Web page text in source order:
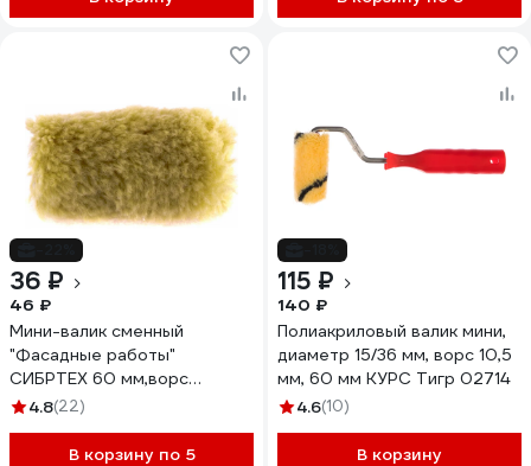
36 ₽
46 ₽
Мини-валик сменный
"Фасадные работы"
СИБРТЕХ 60 мм,ворс
12мм,D16мм,Dруч.6мм,полиакрил,полиэстер
4.8(22)
В корзину по 5
115 ₽
140 ₽
Полиакриловый валик мини,
диаметр 15/36 мм, ворс 10,5
мм, 60 мм КУРС Тигр 02714
4.6(10)
В корзину